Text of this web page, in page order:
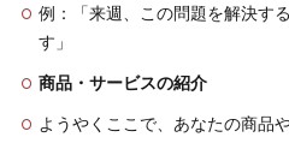
例：「来週、この問題を解決す
す」
商品・サービスの紹介
ようやくここで、あなたの商品